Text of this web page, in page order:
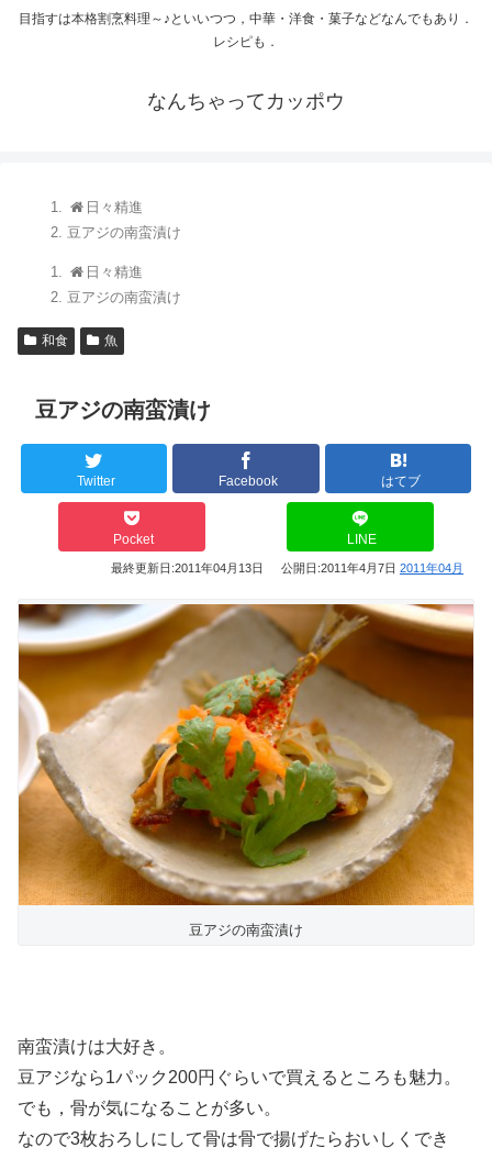
目指すは本格割烹料理～♪といいつつ，中華・洋食・菓子などなんでもあり．
レシピも．
なんちゃってカッポウ
日々精進
豆アジの南蛮漬け
日々精進
豆アジの南蛮漬け
和食 魚
豆アジの南蛮漬け
Twitter Facebook はてブ
Pocket LINE
最終更新日:2011年04月13日 公開日:2011年4月7日 2011年04月
豆アジの南蛮漬け
南蛮漬けは大好き。
豆アジなら1パック200円ぐらいで買えるところも魅力。
でも，骨が気になることが多い。
なので3枚おろしにして骨は骨で揚げたらおいしくでき